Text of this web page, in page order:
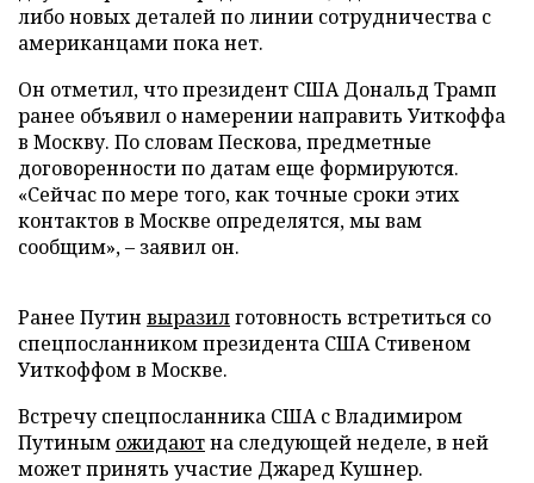
либо новых деталей по линии сотрудничества с
американцами пока нет.
Он отметил, что президент США Дональд Трамп
ранее объявил о намерении направить Уиткоффа
в Москву. По словам Пескова, предметные
договоренности по датам еще формируются.
«Сейчас по мере того, как точные сроки этих
контактов в Москве определятся, мы вам
сообщим», – заявил он.
Ранее Путин выразилготовность встретиться со
спецпосланником президента США Стивеном
Уиткоффом в Москве.
Встречу спецпосланника США с Владимиром
Путиным ожидаютна следующей неделе, в ней
может принять участие Джаред Кушнер.